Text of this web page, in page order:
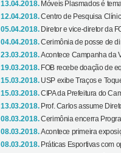
13.04.2018. Móveis Plasmados é
12.04.2018.Centro de Pesquisa
05.04.2018. Diretor e vice-diretor da
04.04.2018.Cerimônia de posse de
23.03.2018.Acontece Campanha da
19.03.2018. FOB recebe doação de
15.03.2018. USP exibe Traços e
15.03.2018.CIPA da Prefeitura do
13.03.2018. Prof. Carlos assume
08.03.2018.Cerimônia encerra
08.03.2018.Acontece primeira
08.03.2018. Práticas Esportivas com